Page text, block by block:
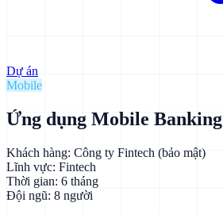
Dự án
Mobile
Ứng dụng Mobile Banking
Khách hàng: Công ty Fintech (bảo mật)
Lĩnh vực: Fintech
Thời gian: 6 tháng
Đội ngũ: 8 người